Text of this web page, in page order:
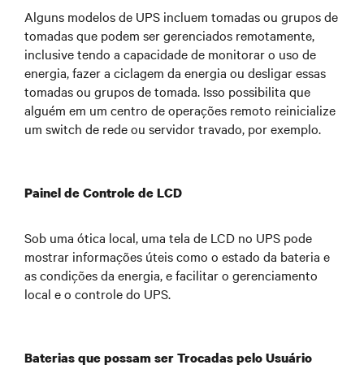
Alguns modelos de UPS incluem tomadas ou grupos de
tomadas que podem ser gerenciados remotamente,
inclusive tendo a capacidade de monitorar o uso de
energia, fazer a ciclagem da energia ou desligar essas
tomadas ou grupos de tomada. Isso possibilita que
alguém em um centro de operações remoto reinicialize
um switch de rede ou servidor travado, por exemplo.
Painel de Controle de LCD
Sob uma ótica local, uma tela de LCD no UPS pode
mostrar informações úteis como o estado da bateria e
as condições da energia, e facilitar o gerenciamento
local e o controle do UPS.
Baterias que possam ser Trocadas pelo Usuário